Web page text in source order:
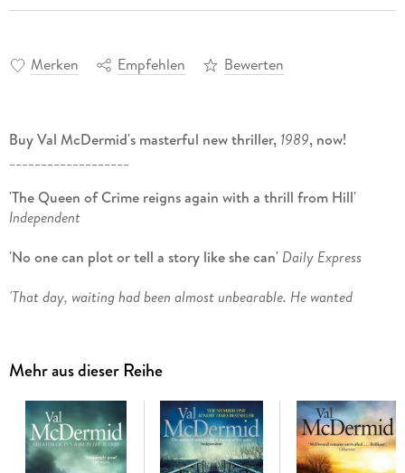
Merken Empfehlen Bewerten
Buy Val McDermid's masterful new thriller, 1989, now!
'The Queen of Crime reigns again with a thrill from Hill'
Independent
'No one can plot or tell a story like she can' Daily Express
'That day, waiting had been almost unbearable. He wanted
Psychological profiler Tony Hill is trained to see patterns, to
decode the mysteries of human behaviour, and when he
comes across a series of suicides among women tormented
by vicious online predators, he begins to wonder if there is
more to these tragedies than meets the eye. Similar
Mehr aus dieser Reihe